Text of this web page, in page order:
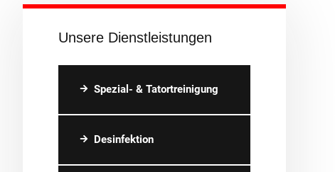
Unsere Dienstleistungen
Spezial- & Tatortreinigung
Desinfektion